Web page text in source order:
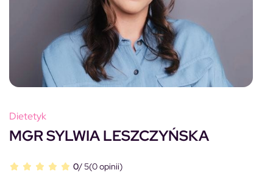
Dietetyk
MGR SYLWIA LESZCZYŃSKA
0/ 5(0 opinii)